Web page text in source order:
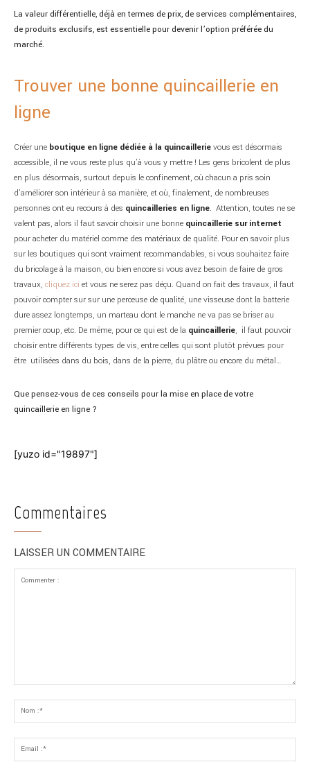
La valeur différentielle, déjà en termes de prix, de services complémentaires,
de produits exclusifs, est essentielle pour devenir l’option préférée du
marché.
Trouver une bonne quincaillerie en
ligne
Créer une boutique en ligne dédiée à la quincaillerievous est désormais
accessible, il ne vous reste plus qu’à vous y mettre ! Les gens bricolent de plus
en plus désormais, surtout depuis le confinement, où chacun a pris soin
d’améliorer son intérieur à sa manière, et où, finalement, de nombreuses
personnes ont eu recours à des quincailleries en ligne. Attention, toutes ne se
valent pas, alors il faut savoir choisir une bonne quincaillerie sur internet
pour acheter du matériel comme des matériaux de qualité. Pour en savoir plus
sur les boutiques qui sont vraiment recommandables, si vous souhaitez faire
du bricolage à la maison, ou bien encore si vous avez besoin de faire de gros
travaux, cliquez ici et vous ne serez pas déçu. Quand on fait des travaux, il faut
pouvoir compter sur sur une perceuse de qualité, une visseuse dont la batterie
dure assez longtemps, un marteau dont le manche ne va pas se briser au
premier coup, etc. De même, pour ce qui est de la quincaillerie, il faut pouvoir
choisir entre différents types de vis, entre celles qui sont plutôt prévues pour
être utilisées dans du bois, dans de la pierre, du plâtre ou encore du métal…
Que pensez-vous de ces conseils pour la mise en place de votre
quincaillerie en ligne ?
[yuzo id="19897"]
Commentaires
LAISSER UN COMMENTAIRE
:*
:*